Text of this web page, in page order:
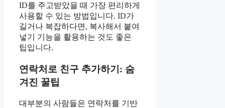
ID를 주고받았을 때 가장 편리하게
사용할 수 있는 방법입니다. ID가
길거나 복잡하다면, 복사해서 붙여
넣기 기능을 활용하는 것도 좋은
팁입니다.
연락처로 친구 추가하기: 숨
겨진 꿀팁
대부분의 사람들은 연락처를 기반